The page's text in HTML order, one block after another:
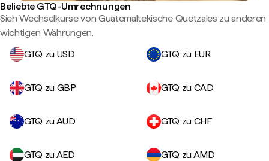
Beliebte GTQ-Umrechnungen
Sieh Wechselkurse von Guatemaltekische Quetzales zu anderen
wichtigen Währungen.
GTQ zu USD
GTQ zu EUR
GTQ zu GBP GTQ zu CAD
GTQ zu AUD GTQ zu CHF
GTQ zu AED
GTQ zu AMD